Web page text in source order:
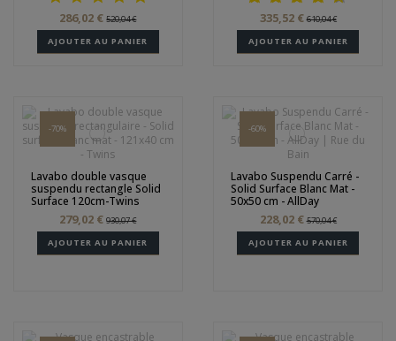
286,02 €520,04 €
AJOUTER AU PANIER
335,52 €610,04 €
AJOUTER AU PANIER
-70%
Lavabo double vasque
suspendu rectangle Solid
Surface 120cm-Twins
279,02 €930,07 €
AJOUTER AU PANIER
-60%
Lavabo Suspendu Carré -
Solid Surface Blanc Mat -
50x50 cm - AllDay
228,02 €570,04 €
AJOUTER AU PANIER